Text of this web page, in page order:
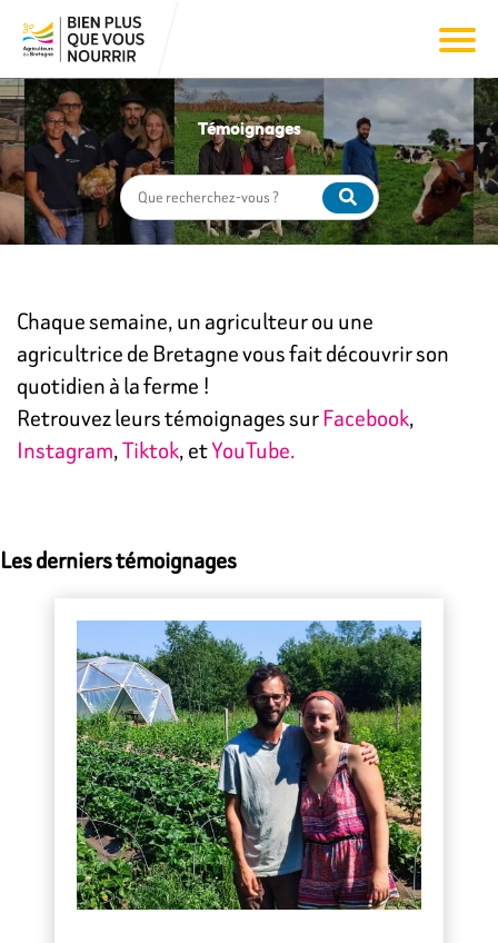
Témoignages
Chaque semaine, un agriculteur ou une
agricultrice de Bretagne vous fait découvrir son
quotidien à la ferme !
Retrouvez leurs témoignages surFacebook,
Instagram,Tiktok, etYouTube.
Les derniers témoignages